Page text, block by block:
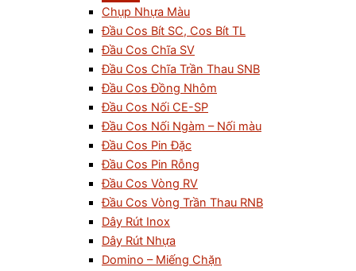
Chụp Nhựa Màu
Đầu Cos Bít SC, Cos Bít TL
Đầu Cos Chĩa SV
Đầu Cos Chĩa Trần Thau SNB
Đầu Cos Đồng Nhôm
Đầu Cos Nối CE-SP
Đầu Cos Nối Ngàm – Nối màu
Đầu Cos Pin Đặc
Đầu Cos Pin Rỗng
Đầu Cos Vòng RV
Đầu Cos Vòng Trần Thau RNB
Dây Rút Inox
Dây Rút Nhựa
Domino – Miếng Chặn